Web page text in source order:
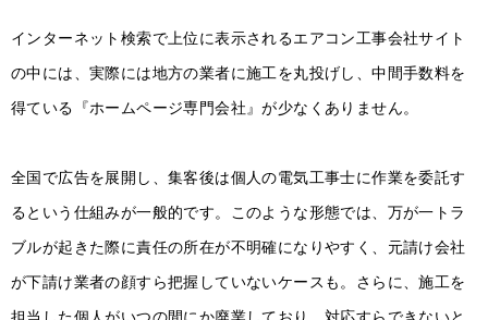
インターネット検索で上位に表示されるエアコン工事会社サイト
の中には、実際には地方の業者に施工を丸投げし、中間手数料を
得ている『ホームページ専門会社』が少なくありません。
全国で広告を展開し、集客後は個人の電気工事士に作業を委託す
るという仕組みが一般的です。このような形態では、万が一トラ
ブルが起きた際に責任の所在が不明確になりやすく、元請け会社
が下請け業者の顔すら把握していないケースも。さらに、施工を
担当した個人がいつの間にか廃業しており、対応すらできないと